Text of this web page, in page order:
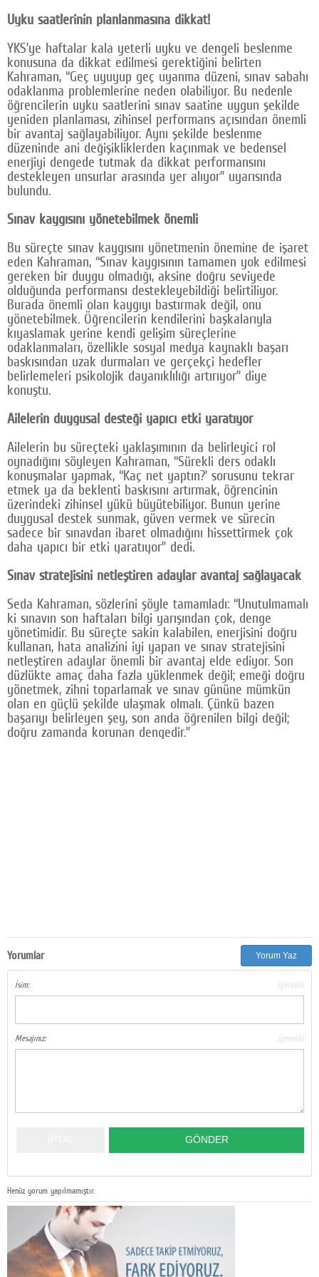
Uyku saatlerinin planlanmasına dikkat!
YKS’ye haftalar kala yeterli uyku ve dengeli beslenme
konusuna da dikkat edilmesi gerektiğini belirten
Kahraman, “Geç uyuyup geç uyanma düzeni, sınav sabahı
odaklanma problemlerine neden olabiliyor. Bu nedenle
öğrencilerin uyku saatlerini sınav saatine uygun şekilde
yeniden planlaması, zihinsel performans açısından önemli
bir avantaj sağlayabiliyor. Aynı şekilde beslenme
düzeninde ani değişikliklerden kaçınmak ve bedensel
enerjiyi dengede tutmak da dikkat performansını
destekleyen unsurlar arasında yer alıyor” uyarısında
bulundu.
Sınav kaygısını yönetebilmek önemli
Bu süreçte sınav kaygısını yönetmenin önemine de işaret
eden Kahraman, “Sınav kaygısının tamamen yok edilmesi
gereken bir duygu olmadığı, aksine doğru seviyede
olduğunda performansı destekleyebildiği belirtiliyor.
Burada önemli olan kaygıyı bastırmak değil, onu
yönetebilmek. Öğrencilerin kendilerini başkalarıyla
kıyaslamak yerine kendi gelişim süreçlerine
odaklanmaları, özellikle sosyal medya kaynaklı başarı
baskısından uzak durmaları ve gerçekçi hedefler
belirlemeleri psikolojik dayanıklılığı artırıyor” diye
konuştu.
Ailelerin duygusal desteği yapıcı etki yaratıyor
Ailelerin bu süreçteki yaklaşımının da belirleyici rol
oynadığını söyleyen Kahraman, “Sürekli ders odaklı
konuşmalar yapmak, “Kaç net yaptın?’ sorusunu tekrar
etmek ya da beklenti baskısını artırmak, öğrencinin
üzerindeki zihinsel yükü büyütebiliyor. Bunun yerine
duygusal destek sunmak, güven vermek ve sürecin
sadece bir sınavdan ibaret olmadığını hissettirmek çok
daha yapıcı bir etki yaratıyor” dedi.
Sınav stratejisini netleştiren adaylar avantaj sağlayacak
Seda Kahraman, sözlerini şöyle tamamladı: “Unutulmamalı
ki sınavın son haftaları bilgi yarışından çok, denge
yönetimidir. Bu süreçte sakin kalabilen, enerjisini doğru
kullanan, hata analizini iyi yapan ve sınav stratejisini
netleştiren adaylar önemli bir avantaj elde ediyor. Son
düzlükte amaç daha fazla yüklenmek değil; emeği doğru
yönetmek, zihni toparlamak ve sınav gününe mümkün
olan en güçlü şekilde ulaşmak olmalı. Çünkü bazen
başarıyı belirleyen şey, son anda öğrenilen bilgi değil;
doğru zamanda korunan dengedir.”
Yorumlar Yorum Yaz
İsim: (gerekli)
Mesajınız: (gerekli)
Henüz yorum yapılmamıştır.